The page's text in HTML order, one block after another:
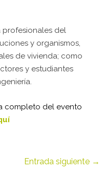
profesionales del
y organismos,
de vivienda; como
y estudiantes
completo del evento
Entrada siguiente →